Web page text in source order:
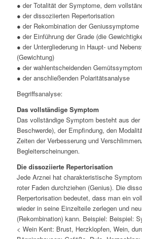
● der Totalität der Symptome, dem
● der dissoziierten Repertorisation
● der Rekombination der Geniussymptome
● der Einführung der Grade (die
● der Untergliederung in Haupt- und
(Gewichtung)
● der wahlentscheidenden
● der anschließenden Polaritätsanalyse
Begriffsanalyse:
Das vollständige Symptom
Das vollständige Symptom besteht aus
Beschwerde), der Empfindung, den
Zeiten der Verbesserung und
Begleiterscheinungen.
Die dissoziierte Repertorisation
Jede Arznei hat charakteristische
roter Faden durchziehen (Genius). Die
Rerpertorisation bedeutet, dass man ein
wieder in seine Einzelteile zerlegen und
(Rekombination) kann. Beispiel: Beispiel:
< Wein Kent: Brust, Herzklopfen, Wein,